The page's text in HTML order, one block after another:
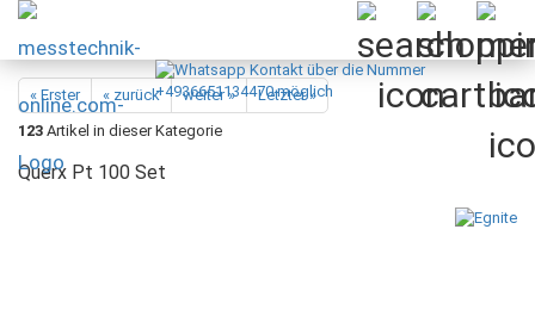
« Erster « zurück weiter »
Letzter »
123 Artikel in dieser Kategorie
Querx Pt 100 Set